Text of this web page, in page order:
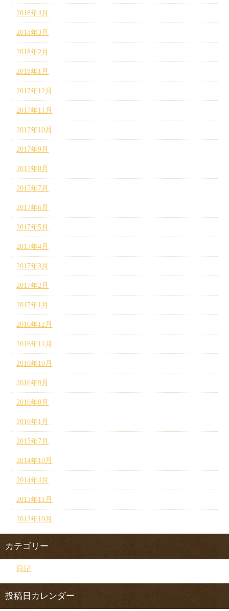
2018年4月
2018年3月
2018年2月
2018年1月
2017年12月
2017年11月
2017年10月
2017年9月
2017年8月
2017年7月
2017年6月
2017年5月
2017年4月
2017年3月
2017年2月
2017年1月
2016年12月
2016年11月
2016年10月
2016年9月
2016年8月
2016年1月
2015年7月
2014年10月
2014年4月
2013年11月
2013年10月
カテゴリー
日記
投稿日カレンダー